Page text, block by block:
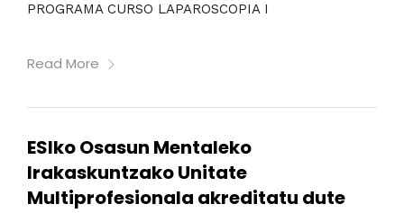
PROGRAMA CURSO LAPAROSCOPIA I
Read More
ESIko Osasun Mentaleko
Irakaskuntzako Unitate
Multiprofesionala akreditatu dute